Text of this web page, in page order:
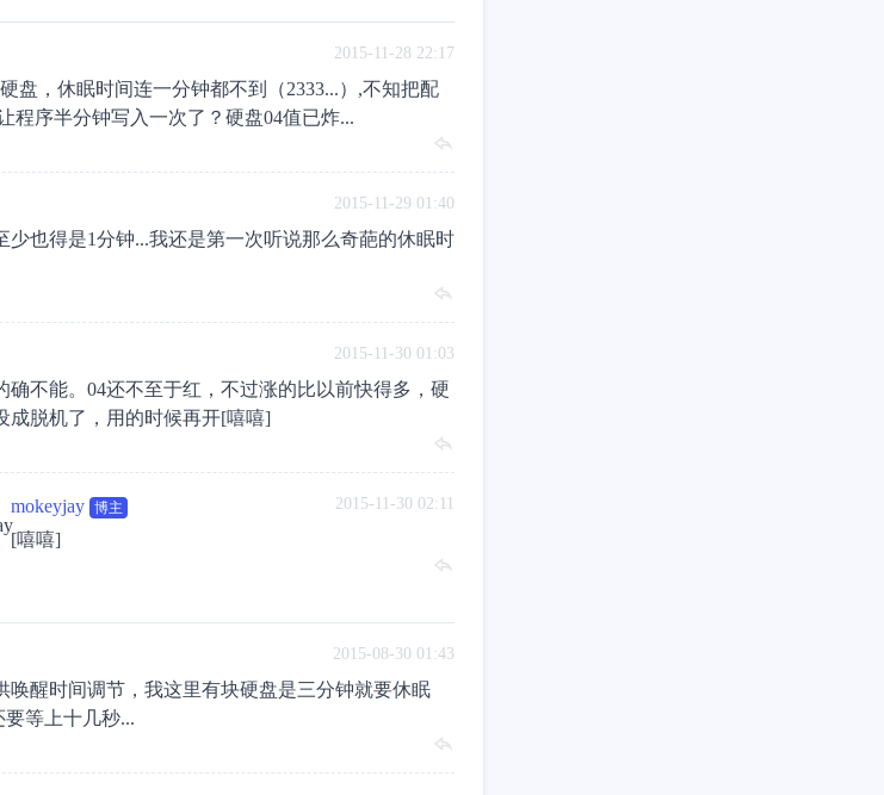
2015-11-28 22:17
盘，休眠时间连一分钟都不到（2333...）,不知把配
程序半分钟写入一次了？硬盘04值已炸...
2015-11-29 01:40
少也得是1分钟...我还是第一次听说那么奇葩的休眠时
2015-11-30 01:03
确不能。04还不至于红，不过涨的比以前快得多，硬
成脱机了，用的时候再开[嘻嘻]
2015-11-30 02:11
mokeyjay 博主
[嘻嘻]
2015-08-30 01:43
唤醒时间调节，我这里有块硬盘是三分钟就要休眠
等上十几秒...